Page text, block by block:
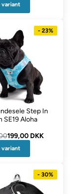
- 23%
Step In
199,00 DKK
- 30%